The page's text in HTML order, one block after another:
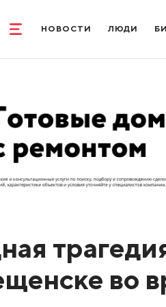
НОВОСТИ ЛЮДИ
во